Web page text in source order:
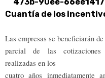
Cuantía de los
Las empresas se beneficiarán
parcial de las cotizaciones
realizadas en los
cuatro años inmediatamente